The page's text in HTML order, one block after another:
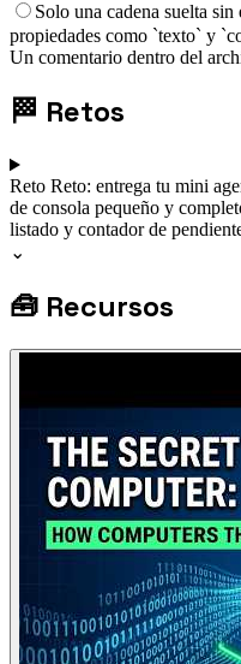
Solo una cadena suelta sin
propiedades como `texto` y
Un comentario dentro del
🏁 Retos
Reto Reto: entrega tu mini
de consola pequeño y
listado y contador de
⌄
🧰 Recursos